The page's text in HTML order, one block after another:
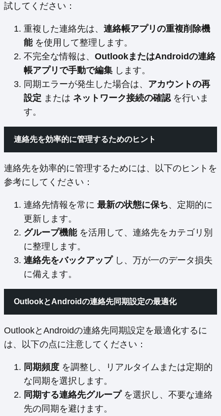
試してください：
重複した連絡先は、 連絡帳アプリの重複削除機
能を使用して整理します。
不完全な情報は、 OutlookまたはAndroidの連絡
帳アプリで手動で編集 します。
同期エラーが発生した場合は、 アカウントの再
設定 または ネットワーク接続の確認を行いま
す。
連絡先を効率的に管理するためのヒント
連絡先を効率的に管理するためには、以下のヒントを
参考にしてください：
連絡先情報を常に 最新の状態に保ち、定期的に
更新します。
グループ機能を活用して、連絡先をカテゴリ別
に整理します。
連絡先をバックアップし、万が一のデータ損失
に備えます。
OutlookとAndroidの連絡先同期設定の最適化
OutlookとAndroidの連絡先同期設定を最適化するに
は、以下の点に注意してください：
同期頻度 を調整し、リアルタイムまたは定期的
な同期を選択します。
同期する連絡先グループを選択し、不要な連絡
先の同期を避けます。